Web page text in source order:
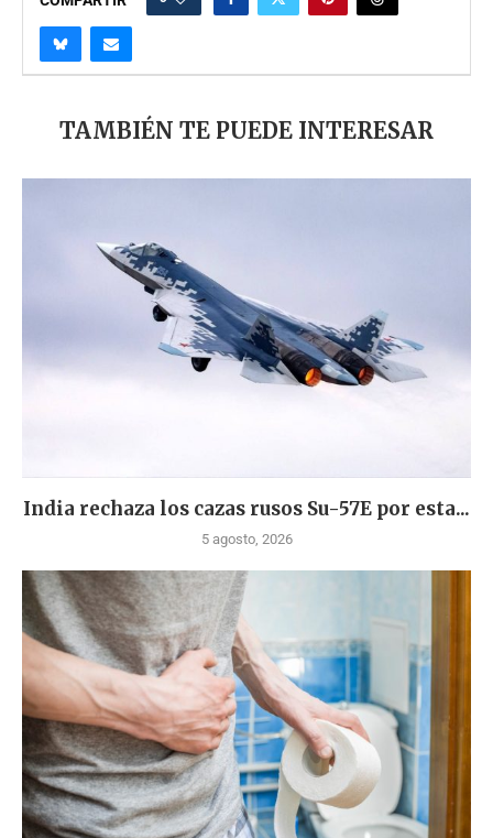
TAMBIÉN TE PUEDE INTERESAR
India rechaza los cazas rusos Su-57E por esta...
5 agosto, 2026